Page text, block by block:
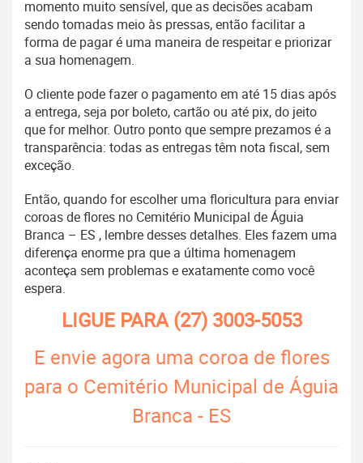
momento muito sensível, que as decisões acabam
sendo tomadas meio às pressas, então facilitar a
forma de pagar é uma maneira de respeitar e priorizar
a sua homenagem.
O cliente pode fazer o pagamento em até 15 dias após
a entrega, seja por boleto, cartão ou até pix, do jeito
que for melhor. Outro ponto que sempre prezamos é a
transparência: todas as entregas têm nota fiscal, sem
exceção.
Então, quando for escolher uma floricultura para enviar
coroas de flores no Cemitério Municipal de Águia
Branca – ES , lembre desses detalhes. Eles fazem uma
diferença enorme pra que a última homenagem
aconteça sem problemas e exatamente como você
espera.
LIGUE PARA(27) 3003-5053
E envie agora uma coroa de flores
para o Cemitério Municipal de Águia
Branca - ES